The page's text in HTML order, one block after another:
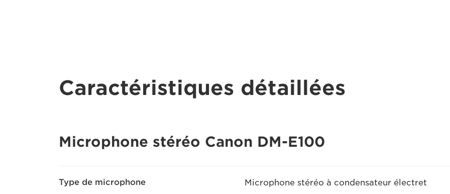
Caractéristiques détaillées
Microphone stéréo Canon DM-E100
Type de microphone Microphone stéréo à condensateur électret